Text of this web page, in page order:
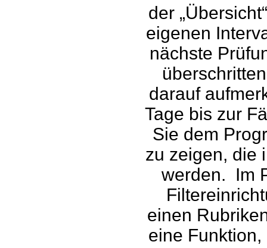
der
eigenen
nächste
darauf
Tage bis zur
Sie dem
zu zeigen, die
werden. Im
einen
eine